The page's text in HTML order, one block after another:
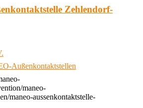
Zehlendorf-
Außenkontaktstellen
maneo-
maneo-aussenkontaktstelle-